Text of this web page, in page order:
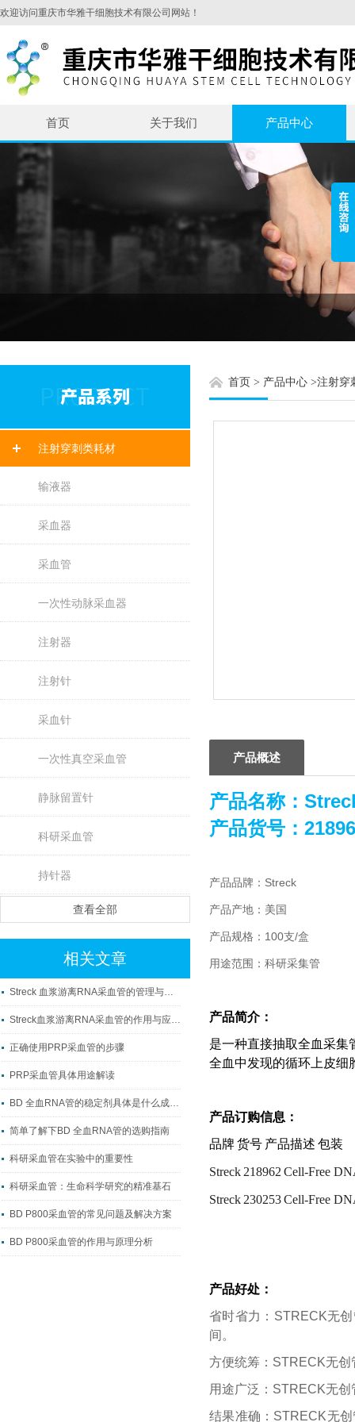
欢迎访问重庆市华雅干细胞技术有限公司网站！
首页 关于我们 产品中心
注射穿刺类耗材
输液器
采血器
采血管
一次性动脉采血器
注射器
注射针
采血针
一次性真空采血管
静脉留置针
科研采血管
持针器
查看全部
相关文章
Streck 血浆游离RNA采血管的管理与使用
Streck血浆游离RNA采血管的作用与应用科普
正确使用PRP采血管的步骤
PRP采血管具体用途解读
BD 全血RNA管的稳定剂具体是什么成分？
简单了解下BD 全血RNA管的选购指南
科研采血管在实验中的重要性
科研采血管：生命科学研究的精准基石
BD P800采血管的常见问题及解决方案
BD P800采血管的作用与原理分析
首页 > 产品中心 >注射穿
产品概述
产品名称：
产品货号：
产品品牌：Streck
产品产地：美国
产品规格：100支/盒
用途范围：科研采集管
产品简介：
是一种直接抽取全血采
全血中发现的循环上皮
产品订购信息：
品牌货号 产品描述 包装
Streck 218962 Cell-Free
Streck 230253Cell-Free
产品好处：
省时省力：STRECK无
间。
方便统筹：STRECK无
用途广泛：STRECK无
结果准确：STRECK无